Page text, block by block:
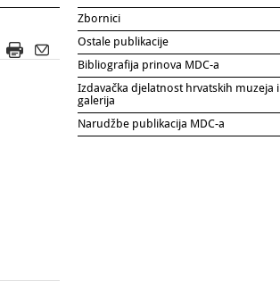
Zbornici
Ostale publikacije
Bibliografija prinova MDC-a
Izdavačka djelatnost hrvatskih muzeja i
galerija
Narudžbe publikacija MDC-a